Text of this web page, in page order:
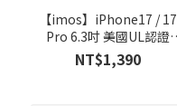
【imos】iPhone17 / 17
Pro 6.3吋 美國UL認證
RPF80低藍光霧面螢幕保護
貼
NT$1,390